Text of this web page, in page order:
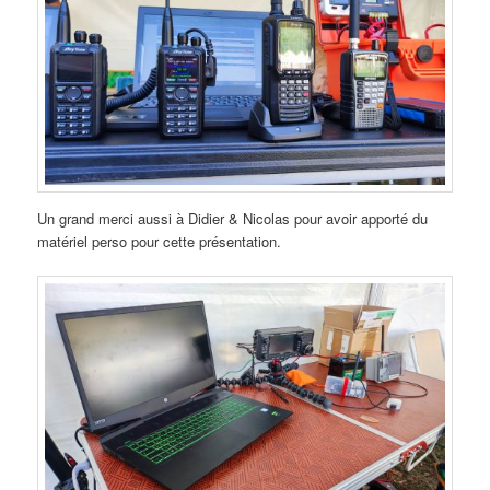
Un grand merci aussi à Didier & Nicolas pour avoir apporté du
matériel perso pour cette présentation.